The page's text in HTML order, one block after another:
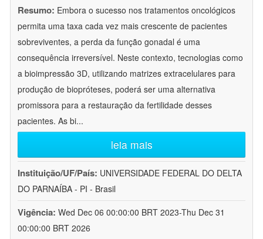
Resumo: Embora o sucesso nos tratamentos oncológicos
permita uma taxa cada vez mais crescente de pacientes
sobreviventes, a perda da função gonadal é uma
consequência irreversível. Neste contexto, tecnologias como
a bioimpressão 3D, utilizando matrizes extracelulares para
produção de biopróteses, poderá ser uma alternativa
promissora para a restauração da fertilidade desses
pacientes. As bi...
leia mais
Instituição/UF/País: UNIVERSIDADE FEDERAL DO DELTA
DO PARNAÍBA - PI - Brasil
Vigência: Wed Dec 06 00:00:00 BRT 2023-Thu Dec 31
00:00:00 BRT 2026